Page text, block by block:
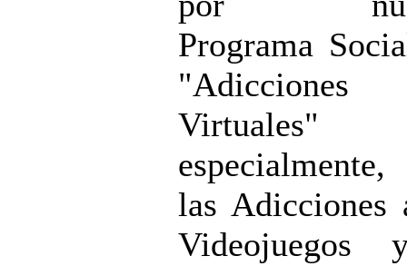
Programa
"Adicciones
las Adicciones